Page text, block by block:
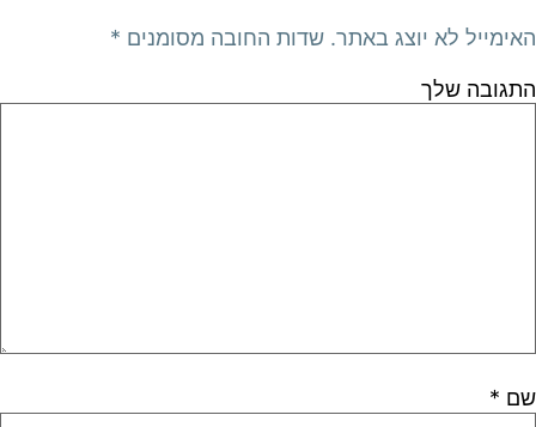
האימייל לא יוצג באתר. שדות החובה מסומנים *
התגובה שלך
שם *